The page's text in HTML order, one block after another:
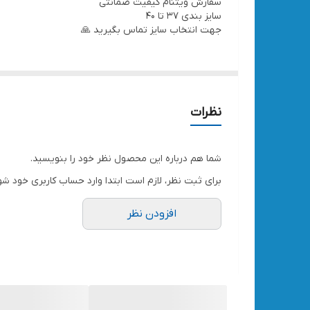
سایز بندی ۳۷ تا ۴۰
جهت انتخاب سایز تماس بگیرید 🙏
نظرات
شما هم درباره این محصول نظر خود را بنویسید.
برای ثبت نظر، لازم است ابتدا وارد حساب کاربری خود
افزودن نظر